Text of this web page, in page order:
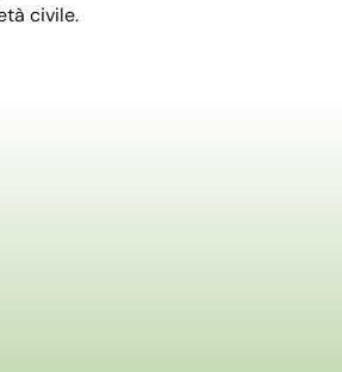
civile.